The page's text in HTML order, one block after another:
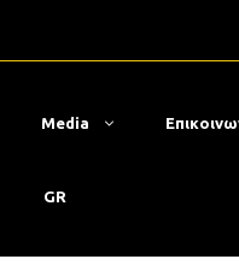
Media
GR